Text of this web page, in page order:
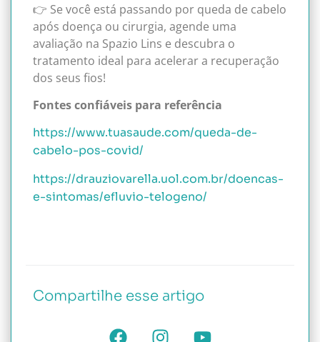
👉 Se você está passando por queda de cabelo
após doença ou cirurgia, agende uma
avaliação na Spazio Lins e descubra o
tratamento ideal para acelerar a recuperação
dos seus fios!
Fontes confiáveis para referência
https://www.tuasaude.com/queda-de-
cabelo-pos-covid/
https://drauziovarella.uol.com.br/doencas-
e-sintomas/efluvio-telogeno/
Compartilhe esse artigo